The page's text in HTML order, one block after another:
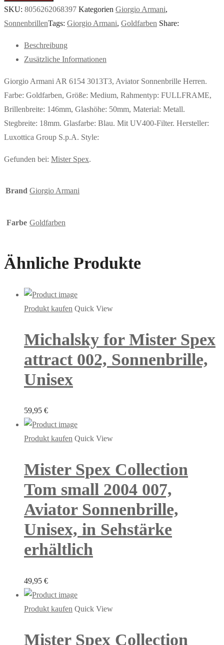
SKU: 8056262068397 Kategorien Giorgio Armani,
SonnenbrillenTags: Giorgio Armani, Goldfarben Share:
Beschreibung
Zusätzliche Informationen
Giorgio Armani AR 6154 3013T3, Aviator Sonnenbrille Herren.
Farbe: Goldfarben, Größe: Medium, Rahmentyp: FULLFRAME,
Brillenbreite: 146mm, Glashöhe: 50mm, Material: Metall.
Stegbreite: 18mm. Glasfarbe: Blau. Mit UV400-Filter. Hersteller:
Luxottica Group S.p.A. Style:
Gefunden bei: Mister Spex.
Brand Giorgio Armani
Farbe Goldfarben
Ähnliche Produkte
Produkt kaufen Quick View
Michalsky for Mister Spex
attract 002, Sonnenbrille,
Unisex
59,95 €
Produkt kaufen Quick View
Mister Spex Collection
Tom small 2004 007,
Aviator Sonnenbrille,
Unisex, in Sehstärke
erhältlich
49,95 €
Produkt kaufen Quick View
Mister Spex Collection